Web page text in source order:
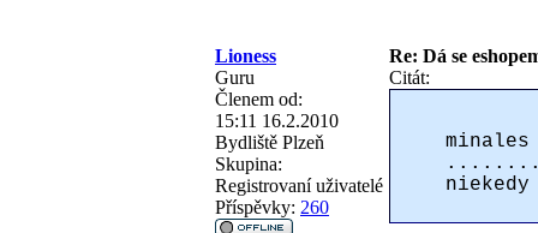
Lioness
Re: Dá se
Guru
Členem od:
15:11 16.2.2010
Bydliště Plzeň
Skupina:
Registrovaní uživatelé
Příspěvky: 260
Citát: